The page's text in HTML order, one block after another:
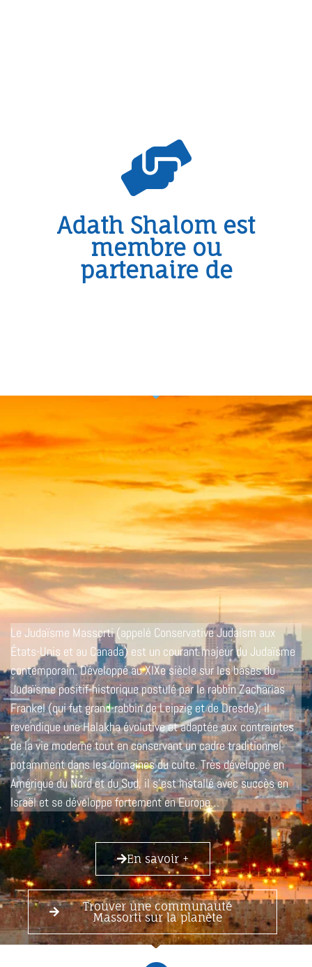
Adath Shalom est
membre ou
partenaire de
Le Judaïsme Massorti (appelé Conservative Judaism aux
États-Unis et au Canada) est un courant majeur du Judaïsme
contemporain. Développé au XIXe siècle sur les bases du
Judaïsme positif-historique postulé par le rabbin Zacharias
Frankel (qui fut grand-rabbin de Leipzig et de Dresde), il
revendique une Halakha évolutive et adaptée aux contraintes
de la vie moderne tout en conservant un cadre traditionnel
notamment dans les domaines du culte. Très développé en
Amérique du Nord et du Sud, il s’est installé avec succès en
Israël et se développe fortement en Europe…
En savoir +
Trouver une communauté
Massorti sur la planète